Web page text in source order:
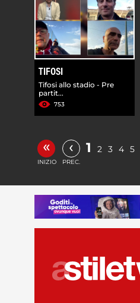
TIFOSI
Tifosi allo stadio - Pre
partit...
753
«
INIZIO
‹
PREC.
1 2 3 4 5